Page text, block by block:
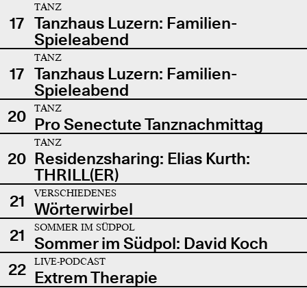
17
TANZ
Tanzhaus Luzern: Familien-
Spieleabend
17
TANZ
Tanzhaus Luzern: Familien-
Spieleabend
20
TANZ
Pro Senectute Tanznachmittag
20
TANZ
Residenzsharing: Elias Kurth:
THRILL(ER)
21
VERSCHIEDENES
Wörterwirbel
21
SOMMER IM SÜDPOL
Sommer im Südpol: David Koch
22
LIVE-PODCAST
Extrem Therapie